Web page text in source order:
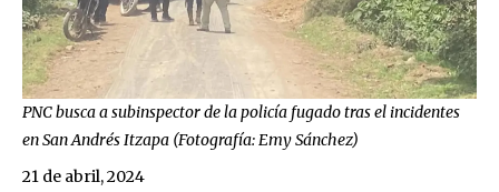
PNC busca a subinspector de la policía fugado tras el incidentes
en San Andrés Itzapa (Fotografía: Emy Sánchez)
21 de abril, 2024